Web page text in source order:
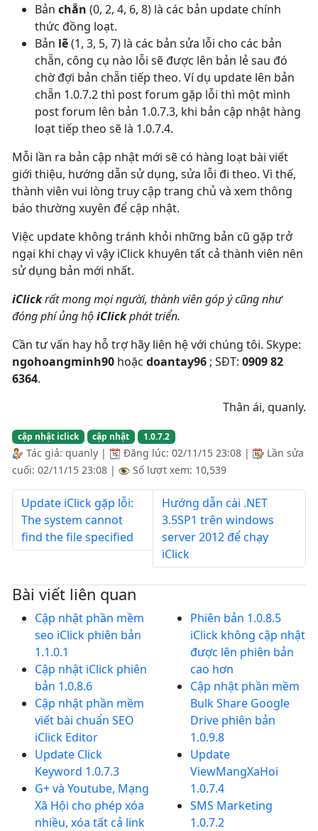
Bản chẵn (0, 2, 4, 6, 8) là các bản update chính
thức đồng loạt.
Bản lẽ(1, 3, 5, 7) là các bản sửa lỗi cho các bản
chẵn, công cụ nào lỗi sẽ được lên bản lẻ sau đó
chờ đợi bản chẵn tiếp theo. Ví dụ update lên bản
chẵn 1.0.7.2 thì post forum gặp lỗi thì một mình
post forum lên bản 1.0.7.3, khi bản cập nhật hàng
loạt tiếp theo sẽ là 1.0.7.4.
Mỗi lần ra bản cập nhật mới sẽ có hàng loạt bài viết
giới thiệu, hướng dẫn sử dụng, sửa lỗi đi theo. Vì thế,
thành viên vui lòng truy cập trang chủ và xem thông
báo thường xuyên để cập nhật.
Việc update không tránh khỏi những bản cũ gặp trở
ngại khi chạy vì vậy iClick khuyên tất cả thành viên nên
sử dụng bản mới nhất.
iClickrất mong mọi người, thành viên góp ý cũng như
đóng phí ủng hộiClickphát triển.
Cần tư vấn hay hỗ trợ hãy liên hệ với chúng tôi. Skype:
ngohoangminh90 hoặc doantay96 ; SĐT: 0909 82
6364.
Thân ái, quanly.
cập nhật iclick cập nhật 1.0.7.2
Tác giả: quanly | Đăng lúc: 02/11/15 23:08 |
Lần sửa
cuối: 02/11/15 23:08 | Số lượt xem: 10,539
Update iClick gặp lỗi:
The system cannot
find the file specified
Hướng dẫn cài .NET
3.5SP1 trên windows
server 2012 để chạy
iClick
Bài viết liên quan
Cập nhật phần mềm
seo iClick phiên bản
1.1.0.1
Cập nhật iClick phiên
bản 1.0.8.6
Cập nhật phần mềm
viết bài chuẩn SEO
iClick Editor
Update Click
Keyword 1.0.7.3
G+ và Youtube, Mạng
Xã Hội cho phép xóa
nhiều, xóa tất cả link
Phiên bản 1.0.8.5
iClick không cập nhật
được lên phiên bản
cao hơn
Cập nhật phần mềm
Bulk Share Google
Drive phiên bản
1.0.9.8
Update
ViewMangXaHoi
1.0.7.4
SMS Marketing
1.0.7.2